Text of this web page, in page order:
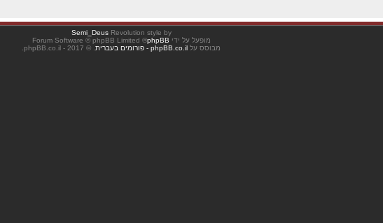
Revolution style by
Semi_Deus
מופעל על ידי phpBB
® Forum Software © phpBB Limited
מבוסס על phpBB.co.il - פורומים בעברית . © 2017 - phpBB.co.il.